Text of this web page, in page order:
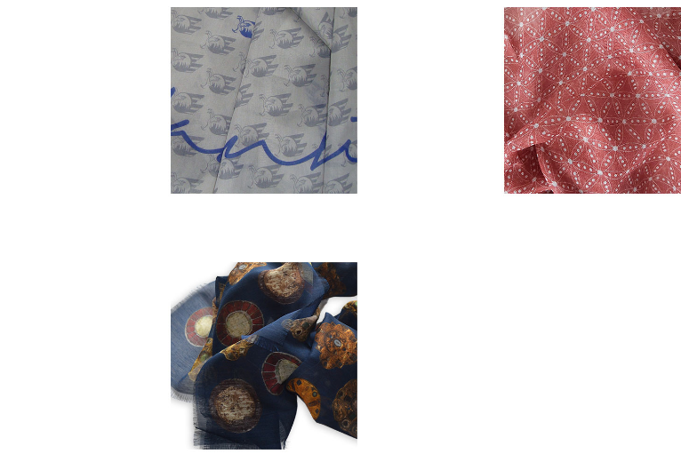
BAUMWOLLE-SEIDE
Mischgewebe
MODAL-CACHEMERE
Mischgewebe
WOLLE-SEIDE
Mischgewebe